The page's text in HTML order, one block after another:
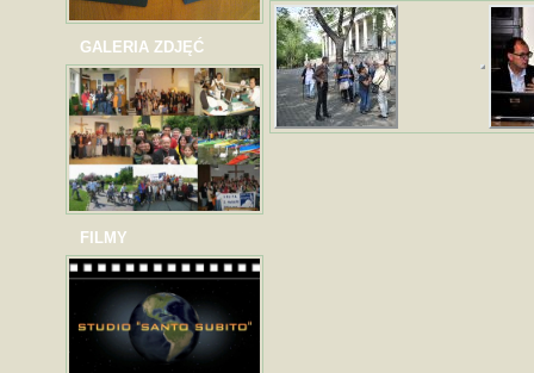
GALERIA ZDJĘĆ
FILMY